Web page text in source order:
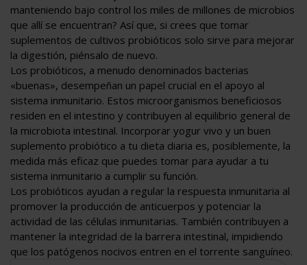
manteniendo bajo control los miles de millones de microbios
que allí se encuentran? Así que, si crees que tomar
suplementos de cultivos probióticos solo sirve para mejorar
la digestión, piénsalo de nuevo.
Los probióticos, a menudo denominados bacterias
«buenas», desempeñan un papel crucial en el apoyo al
sistema inmunitario. Estos microorganismos beneficiosos
residen en el intestino y contribuyen al equilibrio general de
la microbiota intestinal. Incorporar yogur vivo y un buen
suplemento probiótico a tu dieta diaria es, posiblemente, la
medida más eficaz que puedes tomar para ayudar a tu
sistema inmunitario a cumplir su función.
Los probióticos ayudan a regular la respuesta inmunitaria al
promover la producción de anticuerpos y potenciar la
actividad de las células inmunitarias. También contribuyen a
mantener la integridad de la barrera intestinal, impidiendo
que los patógenos nocivos entren en el torrente sanguíneo.